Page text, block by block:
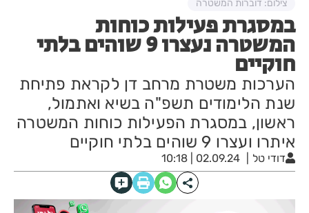
במסגרת פעילות כוחות
המשטרה נעצרו 9 שוהים בלתי
חוקיים
הערכות משטרת מרחב דן לקראת פתיחת
שנת הלימודים תשפ"ה בשיא ואתמול,
ראשון, במסגרת הפעילות כוחות המשטרה
איתרו ועצרו 9 שוהים בלתי חוקיים
דודי טל 02.09.24 | 10:18
צילום: דוברות המשטרה